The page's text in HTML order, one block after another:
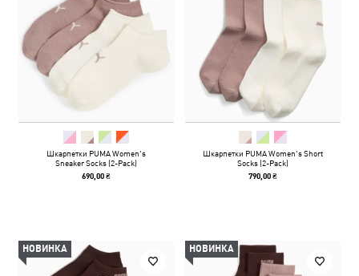
Шкарпетки PUMA Women's
Sneaker Socks (2-Pack)
690,00 ₴
Шкарпетки PUMA Women's Short
Socks (2-Pack)
790,00 ₴
НОВИНКА НОВИНКА